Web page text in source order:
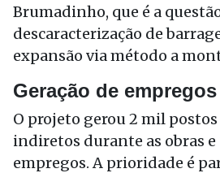
Brumadinho, que é a
descaracterização de
expansão via método a
Geração de empregos
O projeto gerou 2 mil
indiretos durante as obras e
empregos. A prioridade é